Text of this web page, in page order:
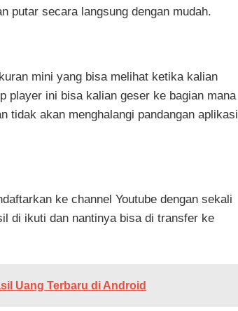
putar secara langsung dengan mudah.
mini yang bisa melihat ketika kalian
player ini bisa kalian geser ke bagian mana
tidak akan menghalangi pandangan aplikasi
ke channel Youtube dengan sekali
di ikuti dan nantinya bisa di transfer ke
Uang Terbaru di Android